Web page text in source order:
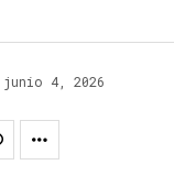
junio 4, 2026